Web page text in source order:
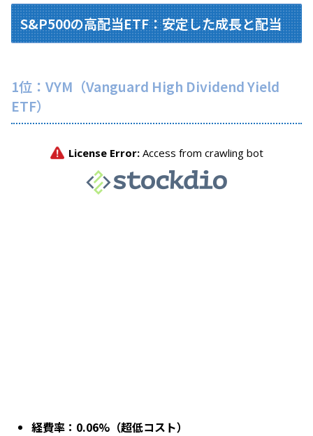
S&P500の高配当ETF：安定した成長と配当
1位：VYM（Vanguard High Dividend Yield
ETF）
経費率：0.06%（超低コスト）